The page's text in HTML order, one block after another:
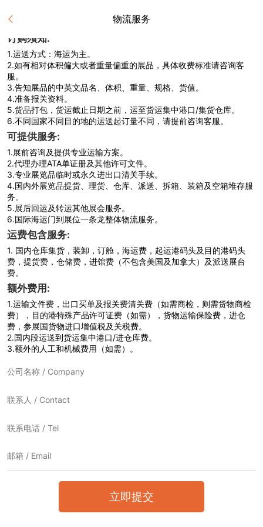
物流服务
订购须知:
1.运送方式：海运为主。
2.如有相对体积偏大或者重量偏重的展品，具体收费标准请咨询客
服。
3.告知展品的中英文品名、体积、重量、规格、货值。
4.准备报关资料。
5.货品打包，货运截止日期之前，运至货运集中港口/集货仓库。
6.不同国家不同目的地的运送起订量不同，请提前咨询客服。
可提供服务:
1.展前咨询及提供专业运输方案。
2.代理办理ATA单证册及其他许可文件。
3.专业展览品临时或永久进出口清关手续。
4.国内外展览品提货、理货、仓库、派送、拆箱、装箱及空箱堆存服
务。
5.展后回运及转运其他展会服务。
6.国际海运门到展位一条龙整体物流服务。
运费包含服务:
1. 国内仓库集货，装卸，订舱，海运费，起运港码头及目的港码头
费，提货费，仓储费，进馆费（不包含美国及加拿大）及派送展台
费。
额外费用:
1.运输文件费，出口买单及报关费清关费（如需商检，则需货物商检
费），目的港特殊产品许可证费（如需），货物运输保险费，进仓
费，参展国货物进口增值税及关税费。
2.国内段运送到货运集中港口/进仓库费。
3.额外的人工和机械费用（如需）。
立即提交